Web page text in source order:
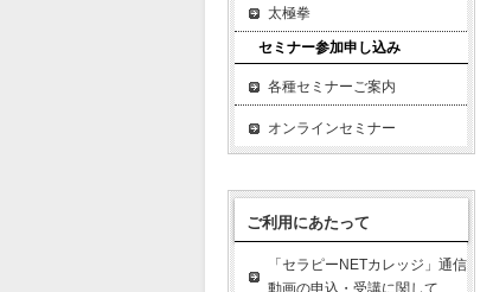
太極拳
セミナー参加申し込み
各種セミナーご案内
オンラインセミナー
ご利用にあたって
「セラピーNETカレッジ」通信
動画の申込・受講に関して